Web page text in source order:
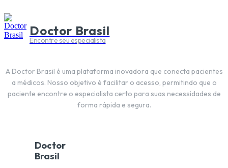
Doctor Brasil
Encontre seu especialista
A Doctor Brasil é uma plataforma inovadora que conecta pacientes
a médicos. Nosso objetivo é facilitar o acesso, permitindo que o
paciente encontre o especialista certo para suas necessidades de
forma rápida e segura.
Doctor
Brasil